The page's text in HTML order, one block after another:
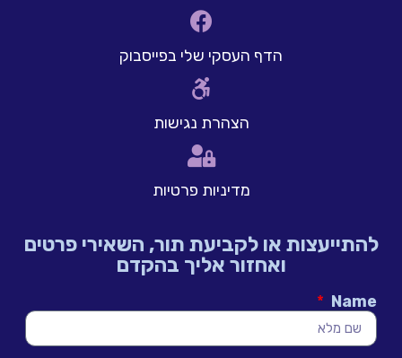
הדף העסקי שלי בפייסבוק
הצהרת נגישות
מדיניות פרטיות
להתייעצות או לקביעת תור, השאירי פרטים
ואחזור אליך בהקדם
Name